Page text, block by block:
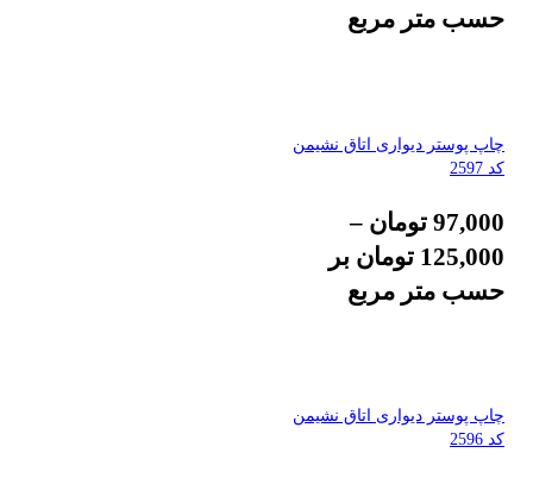
حسب متر مربع
چاپ پوستر دیواری اتاق نشیمن
کد 2597
97,000 تومان –
125,000 تومان بر
حسب متر مربع
چاپ پوستر دیواری اتاق نشیمن
کد 2596